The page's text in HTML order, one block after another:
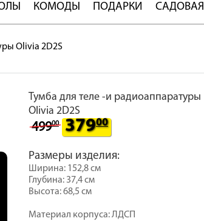
КОМОДЫ ПОДАРКИ САДОВАЯ
Olivia 2D2S
Тумба для теле -и радиоаппаратуры
Olivia 2D2S
49900 37900
Размеры изделия:
Ширина: 152,8 см
Глубина: 37,4 см
Высота: 68,5 см
Материал корпуса: ЛДСП